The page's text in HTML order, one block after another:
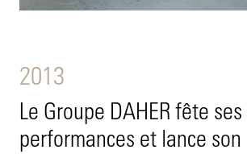
2013
Le Groupe DAHER fête
performances et lance